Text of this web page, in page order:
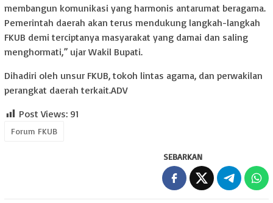
membangun komunikasi yang harmonis antarumat beragama.
Pemerintah daerah akan terus mendukung langkah-langkah
FKUB demi terciptanya masyarakat yang damai dan saling
menghormati,” ujar Wakil Bupati.
Dihadiri oleh unsur FKUB, tokoh lintas agama, dan perwakilan
perangkat daerah terkait.ADV
Post Views: 91
Forum FKUB
SEBARKAN